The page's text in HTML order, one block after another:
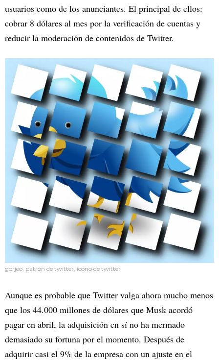
usuarios como de los anunciantes. El principal de ellos:
cobrar 8 dólares al mes por la verificación de cuentas y
reducir la moderación de contenidos de Twitter.
gorjeo, patrón de twitter, icono de twitter
Aunque es probable que Twitter valga ahora mucho menos
que los 44.000 millones de dólares que Musk acordó
pagar en abril, la adquisición en sí no ha mermado
demasiado su fortuna por el momento. Después de
adquirir casi el 9% de la empresa con un ajuste en el